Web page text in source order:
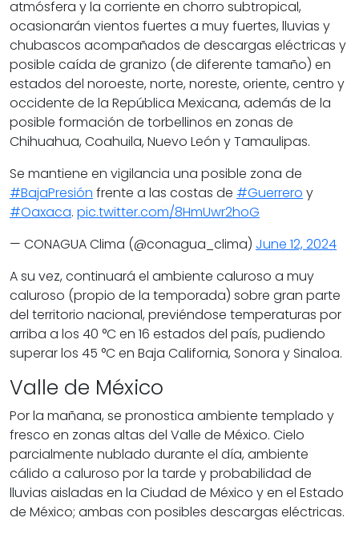
atmósfera y la corriente en chorro subtropical,
ocasionarán vientos fuertes a muy fuertes, lluvias y
chubascos acompañados de descargas eléctricas y
posible caída de granizo (de diferente tamaño) en
estados del noroeste, norte, noreste, oriente, centro y
occidente de la República Mexicana, además de la
posible formación de torbellinos en zonas de
Chihuahua, Coahuila, Nuevo León y Tamaulipas.
Se mantiene en vigilancia una posible zona de
#BajaPresión frente a las costas de #Guerrero y
#Oaxaca. pic.twitter.com/8HmUwr2hoG
— CONAGUA Clima (@conagua_clima) June 12, 2024
A su vez, continuará el ambiente caluroso a muy
caluroso (propio de la temporada) sobre gran parte
del territorio nacional, previéndose temperaturas por
arriba a los 40 °C en 16 estados del país, pudiendo
superar los 45 °C en Baja California, Sonora y Sinaloa.
Valle de México
Por la mañana, se pronostica ambiente templado y
fresco en zonas altas del Valle de México. Cielo
parcialmente nublado durante el día, ambiente
cálido a caluroso por la tarde y probabilidad de
lluvias aisladas en la Ciudad de México y en el Estado
de México; ambas con posibles descargas eléctricas.